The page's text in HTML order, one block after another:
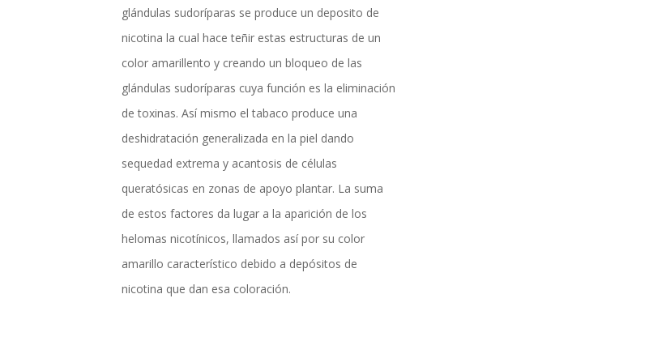
glándulas sudoríparas se produce un deposito de
nicotina la cual hace teñir estas estructuras de un
color amarillento y creando un bloqueo de las
glándulas sudoríparas cuya función es la eliminación
de toxinas. Así mismo el tabaco produce una
deshidratación generalizada en la piel dando
sequedad extrema y acantosis de células
queratósicas en zonas de apoyo plantar. La suma
de estos factores da lugar a la aparición de los
helomas nicotínicos, llamados así por su color
amarillo característico debido a depósitos de
nicotina que dan esa coloración.